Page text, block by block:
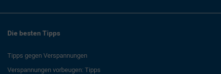
Die besten Tipps
Tipps gegen Verspannungen
Verspannungen vorbeugen: Tipps